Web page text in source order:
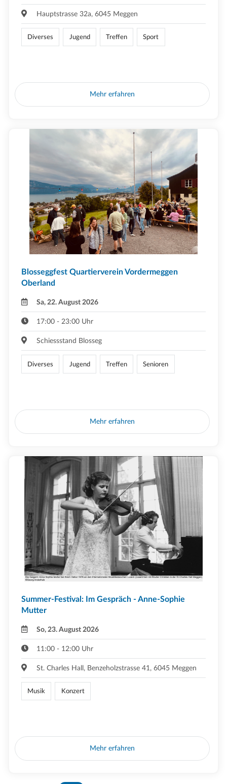
Hauptstrasse 32a, 6045 Meggen
Diverses Jugend Treffen Sport
Mehr erfahren
Blosseggfest Quartierverein Vordermeggen
Oberland
Sa, 22. August 2026
17:00 - 23:00 Uhr
Schiessstand Blosseg
Diverses Jugend Treffen Senioren
Mehr erfahren
Summer-Festival: Im Gespräch - Anne-Sophie
Mutter
So, 23. August 2026
11:00 - 12:00 Uhr
St. Charles Hall, Benzeholzstrasse 41, 6045 Meggen
Musik Konzert
Mehr erfahren